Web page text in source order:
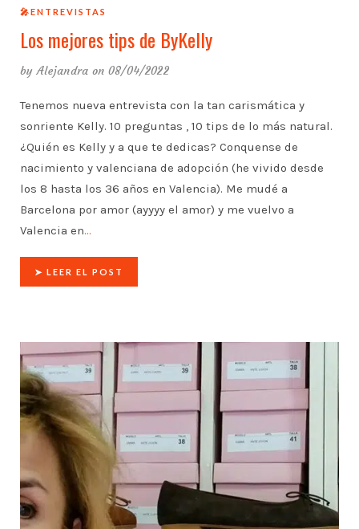
🎤ENTREVISTAS
Los mejores tips de ByKelly
byAlejandra on 08/04/2022
Tenemos nueva entrevista con la tan carismática y
sonriente Kelly. 10 preguntas , 10 tips de lo más natural.
¿Quién es Kelly y a que te dedicas? Conquense de
nacimiento y valenciana de adopción (he vivido desde
los 8 hasta los 36 años en Valencia). Me mudé a
Barcelona por amor (ayyyy el amor) y me vuelvo a
Valencia en…
➤ LEER EL POST